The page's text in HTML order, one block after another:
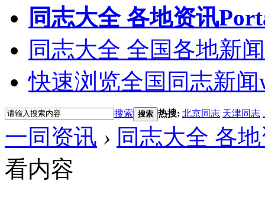
同志大全 各地资讯
同志大全 全国各地新闻
快速浏览全国同志新闻
搜索 搜索 热搜: 北京同志 天津同志
一同资讯 › 同志大全 各
看内容